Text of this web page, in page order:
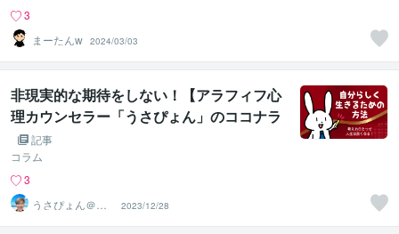
3
まーたんw 2024/03/03
非現実的な期待をしない！【アラフィフ心
理カウンセラー「うさぴょん」のココナラ
電話相談】
記事
コラム
3
うさぴょん＠癒
し系アラフィフ
心寄り添い人
2023/12/28